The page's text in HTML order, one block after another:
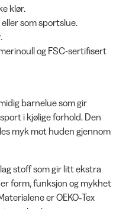
klør.
som sportslue.
og FSC-sertifisert
barnelue som gir
i kjølige forhold. Den
myk mot huden gjennom
stoff som gir litt ekstra
form, funksjon og mykhet
er OEKO‑Tex